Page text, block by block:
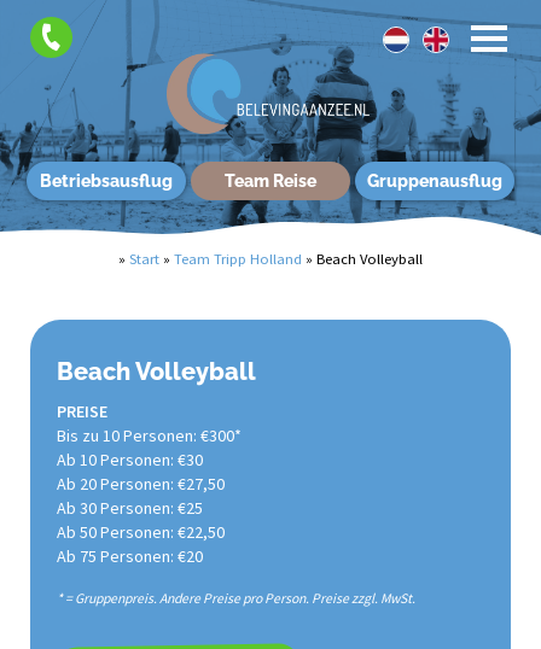
Betriebsausflug Team Reise Gruppenausflug
» Start » Team Tripp Holland » Beach Volleyball
Beach Volleyball
PREISE
Bis zu 10 Personen: €300*
Ab 10 Personen: €30
Ab 20 Personen: €27,50
Ab 30 Personen: €25
Ab 50 Personen: €22,50
Ab 75 Personen: €20
* = Gruppenpreis. Andere Preise pro Person. Preise zzgl. MwSt.